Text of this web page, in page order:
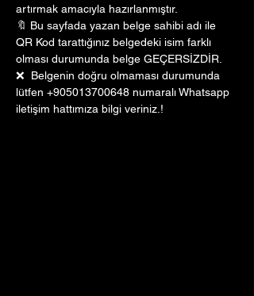
artırmak amacıyla hazırlanmıştır.
🔖 Bu sayfada yazan belge sahibi adı ile
QR Kod tarattığınız belgedeki isim farklı
olması durumunda belge GEÇERSİZDİR.
❌  Belgenin doğru olmaması durumunda
lütfen +905013700648 numaralı Whatsapp
iletişim hattımıza bilgi veriniz.!